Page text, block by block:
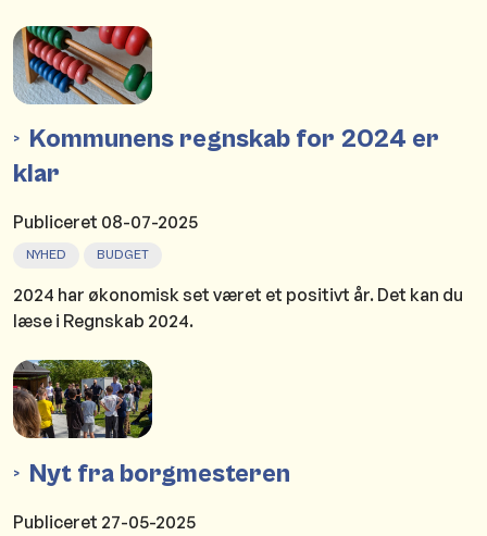
Kommunens regnskab for 2024 er
klar
Publiceret 08-07-2025
NYHED BUDGET
2024 har økonomisk set været et positivt år. Det kan du
læse i Regnskab 2024.
Nyt fra borgmesteren
Publiceret 27-05-2025